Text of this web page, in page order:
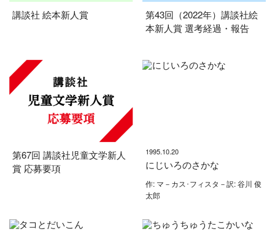
講談社 絵本新人賞
第43回（2022年）講談社絵
本新人賞 選考経過・報告
第67回 講談社児童文学新人
賞 応募要項
1995.10.20
にじいろのさかな
作: マ－カス･フィスタ－訳: 谷川 俊
太郎